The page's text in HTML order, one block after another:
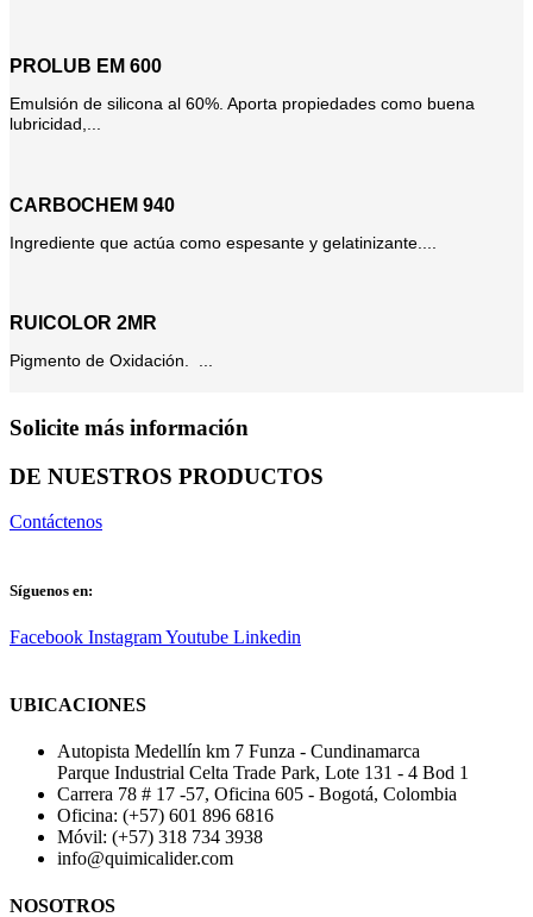
PROLUB EM 600
Emulsión de silicona al 60%. Aporta propiedades como buena
lubricidad,...
CARBOCHEM 940
Ingrediente que actúa como espesante y gelatinizante....
RUICOLOR 2MR
Pigmento de Oxidación. ...
Solicite más información
DE NUESTROS PRODUCTOS
Contáctenos
Síguenos en:
Facebook InstagramYoutube Linkedin
UBICACIONES
Autopista Medellín km 7 Funza - Cundinamarca
Parque Industrial Celta Trade Park, Lote 131 - 4 Bod 1
Carrera 78 # 17 -57, Oficina 605 - Bogotá, Colombia
Oficina: (+57) 601 896 6816
Móvil: (+57) 318 734 3938
info@quimicalider.com
NOSOTROS